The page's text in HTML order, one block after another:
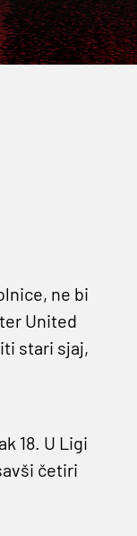
ne bi
United
stari sjaj,
18. U Ligi
četiri